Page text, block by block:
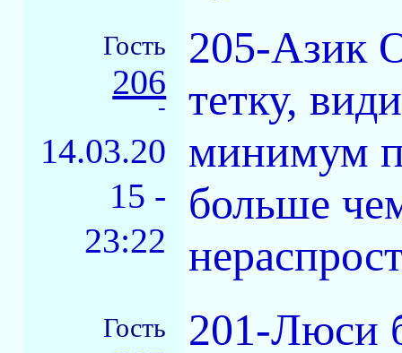
Гость
206
-
14.03.20
15 -
23:22
205-Азик
тетку,
минимум
больше
Гость
201-Люси